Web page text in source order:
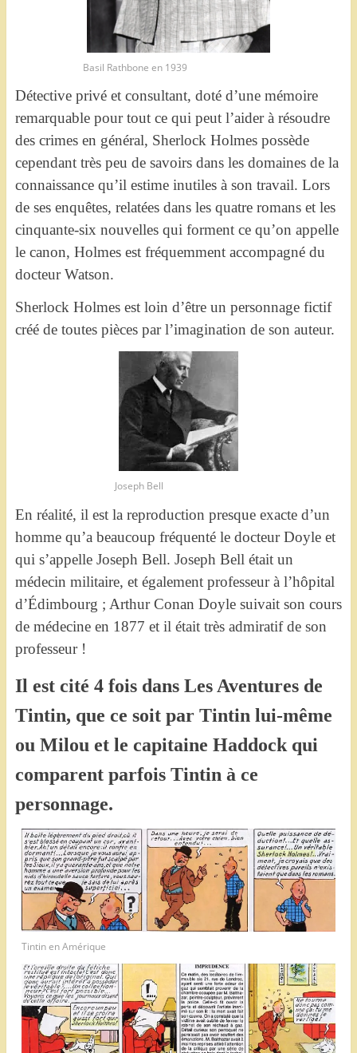
Basil Rathbone en 1939
Détective privé et consultant, doté d’une mémoire
remarquable pour tout ce qui peut l’aider à résoudre
des crimes en général, Sherlock Holmes possède
cependant très peu de savoirs dans les domaines de la
connaissance qu’il estime inutiles à son travail. Lors
de ses enquêtes, relatées dans les quatre romans et les
cinquante-six nouvelles qui forment ce qu’on appelle
le canon, Holmes est fréquemment accompagné du
docteur Watson.
Sherlock Holmes est loin d’être un personnage fictif
créé de toutes pièces par l’imagination de son auteur.
Joseph Bell
En réalité, il est la reproduction presque exacte d’un
homme qu’a beaucoup fréquenté le docteur Doyle et
qui s’appelle Joseph Bell. Joseph Bell était un
médecin militaire, et également professeur à l’hôpital
d’Édimbourg ; Arthur Conan Doyle suivait son cours
de médecine en 1877 et il était très admiratif de son
professeur !
Il est cité 4 fois dans Les Aventures de
Tintin, que ce soit par Tintin lui-même
ou Milou et le capitaine Haddock qui
comparent parfois Tintin à ce
personnage.
Tintin en Amérique